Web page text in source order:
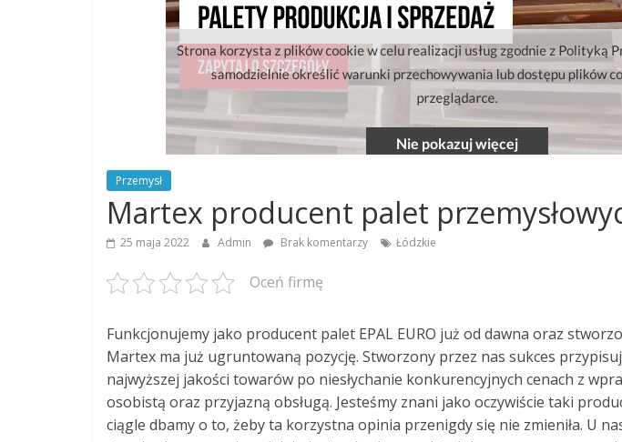
Przemysł
Martex producent palet
25 maja 2022 Admin Brak komentarzy Łódzkie
Oceń firmę
Funkcjonujemy jako producent palet EPAL EURO już od dawna oraz
Martex ma już ugruntowaną pozycję. Stworzony przez nas sukces
najwyższej jakości towarów po niesłychanie konkurencyjnych cenach z
osobistą oraz przyjazną obsługą. Jesteśmy znani jako oczywiście taki
ciągle dbamy o to, żeby ta korzystna opinia przenigdy się nie zmieniła. U